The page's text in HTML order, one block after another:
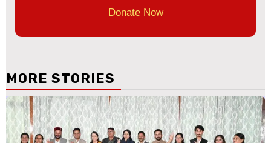
Donate Now
MORE STORIES